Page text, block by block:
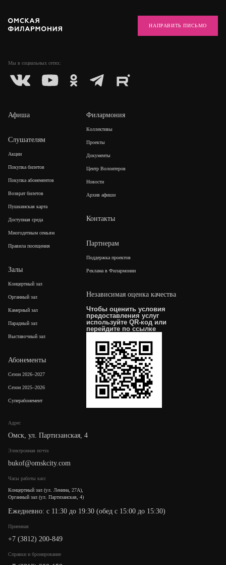
Мы в социальных сетях:
НАПРАВИТЬ ПИСЬМО
Адрес
Омск, ул. Партизанская, 4
Электронная почта
bukof@omskcity.com
Часы работы касс
Концертный зал (ул. Ленина, 27А),
Органный зал (ул. Партизанская, 4)
Ежедневно: с 11:30 до 19:30 (обед с 15:00 до 15:30)
Приемная
+7 (3812) 200-849
Cправки и бронирование
Афиша
Слушателям
Акции
Покупка билетов
Покупка абонементов
Возврат билетов
Пушкинская карта
Доступная среда
Многодетным семьям
Правила посещения
Залы
Концертный зал
Органный зал
Камерный зал
Парадный зал
Выставочный зал
Абонементы
Сезон 2026–2027
Сезон 2025–2026
Суперабонемент
Филармония
Коллективы
Проекты
Документы
Центр Волонтеров
Новости
Архив афиши
Контакты
Партнерам
Поддержка проектов
Реклама в Филармонии
Независимая оценка качества
Чтобы оценить условия
предоставления услуг
используйте QR-код или
перейдите поссылке